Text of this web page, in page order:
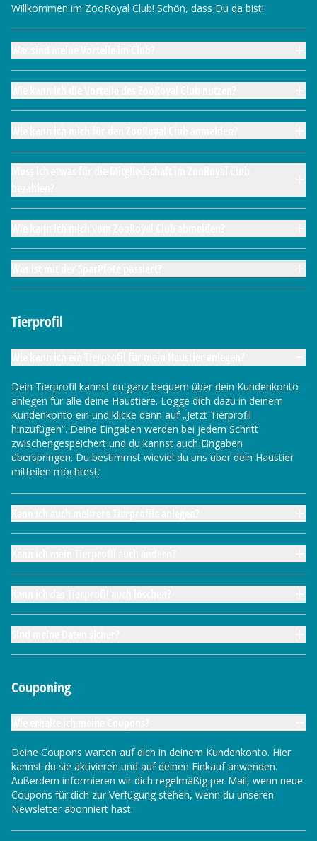
Willkommen im ZooRoyal Club! Schön, dass Du da bist!
Tierprofil
Dein Tierprofil kannst du ganz bequem über dein Kundenkonto
anlegen für alle deine Haustiere. Logge dich dazu in deinem
Kundenkonto ein und klicke dann auf „Jetzt Tierprofil
hinzufügen“. Deine Eingaben werden bei jedem Schritt
zwischengespeichert und du kannst auch Eingaben
überspringen. Du bestimmst wieviel du uns über dein Haustier
mitteilen möchtest.
Couponing
Deine Coupons warten auf dich in deinem Kundenkonto. Hier
kannst du sie aktivieren und auf deinen Einkauf anwenden.
Außerdem informieren wir dich regelmäßig per Mail, wenn neue
Coupons für dich zur Verfügung stehen, wenn du unseren
Newsletter abonniert hast.